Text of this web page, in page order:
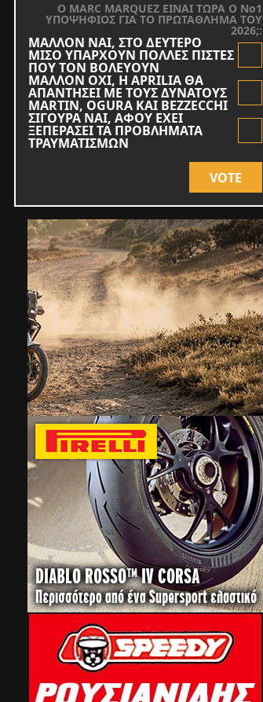
O MARC MARQUEZ ΕΙΝΑΙ ΤΩΡΑ Ο Νο1
ΥΠΟΨΗΦΙΟΣ ΓΙΑ ΤΟ ΠΡΩΤΑΘΛΗΜΑ ΤΟΥ
2026;:
ΜΑΛΛΟΝ ΝΑΙ, ΣΤΟ ΔΕΥΤΕΡΟ
ΜΙΣΟ ΥΠΑΡΧΟΥΝ ΠΟΛΛΕΣ ΠΙΣΤΕΣ
ΠΟΥ ΤΟΝ ΒΟΛΕΥΟΥΝ
ΜΑΛΛΟΝ ΟΧΙ, Η APRILIA ΘΑ
ΑΠΑΝΤΗΣΕΙ ΜΕ ΤΟΥΣ ΔΥΝΑΤΟΥΣ
MARTIN, OGURA KAI BEZZECCHI
ΣΙΓΟΥΡΑ ΝΑΙ, ΑΦΟΥ ΕΧΕΙ
ΞΕΠΕΡΑΣΕΙ ΤΑ ΠΡΟΒΛΗΜΑΤΑ
ΤΡΑΥΜΑΤΙΣΜΩΝ
VOTE